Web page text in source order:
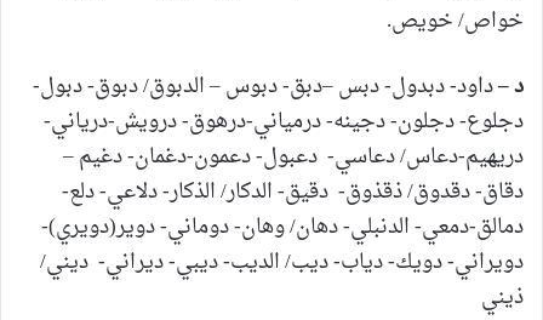
خواص/ خويص.
د –داود- دبدول- دبس –دبق- دبوس – الدبوق/ دبوق- دبول-
دجلوع- دجلون- دجينه- درمياني-درهوق- درويش-درياني-
دريهيم-دعاس/ دعاسي- دعبول- دعمون-دغمان- دغيم –
دقاق- دقدوق/ ذقذوق- دقيق- الدكار/ الذكار- دلاعي- دلع-
دمالق-دمعي- الدنبلي- دهان/ وهان- دوماني- دوير(دويري)-
دويراني- دويك- دياب- ديب/ الديب- ديبي- ديراني- ديني/
ذيني